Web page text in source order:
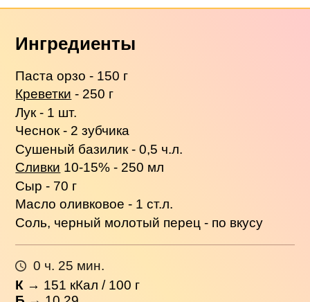
Ингредиенты
Паста орзо - 150 г
Креветки - 250 г
Лук - 1 шт.
Чеснок - 2 зубчика
Сушеный базилик - 0,5 ч.л.
Сливки 10-15% - 250 мл
Сыр - 70 г
Масло оливковое - 1 ст.л.
Соль, черный молотый перец - по вкусу
0 ч. 25 мин.
К → 151 кКал / 100 г